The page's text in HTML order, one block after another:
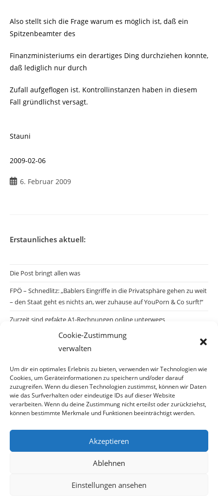
Cookie-Zustimmung
verwalten
Um dir ein optimales Erlebnis zu bieten, verwenden wir Technologien wie
Cookies, um Geräteinformationen zu speichern und/oder darauf
zuzugreifen. Wenn du diesen Technologien zustimmst, können wir Daten
wie das Surfverhalten oder eindeutige IDs auf dieser Website
verarbeiten. Wenn du deine Zustimmung nicht erteilst oder zurückziehst,
können bestimmte Merkmale und Funktionen beeinträchtigt werden.
Akzeptieren
Ablehnen
Einstellungen ansehen
Also stellt sich die Frage warum es möglich ist, daß ein
Spitzenbeamter des
Finanzministeriums ein derartiges Ding durchziehen konnte,
daß lediglich nur durch
Zufall aufgeflogen ist. Kontrollinstanzen haben in diesem
Fall gründlichst versagt.
Stauni
2009-02-06
Beitrag
6. Februar 2009
Erstaunliches aktuell:
Die Post bringt allen was
FPÖ – Schnedlitz: „Bablers Eingriffe in die Privatsphäre gehen zu weit
– den Staat geht es nichts an, wer zuhause auf YouPorn & Co surft!“
Zurzeit sind gefakte A1-Rechnungen online unterwegs
Salzburgs Juden und ihre Sicherheit: „Erst nach einem Anschlag wäre
die Gefahr endlich konkret!“
Biologisches Wunder in Ceuta
Ein vermeintliches Abschiebemärchen
Archiv